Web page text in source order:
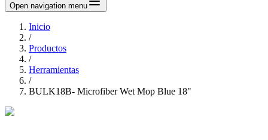
Open navigation menu
Inicio
/
Productos
/
Herramientas
/
BULK18B- Microfiber Wet Mop Blue 18"